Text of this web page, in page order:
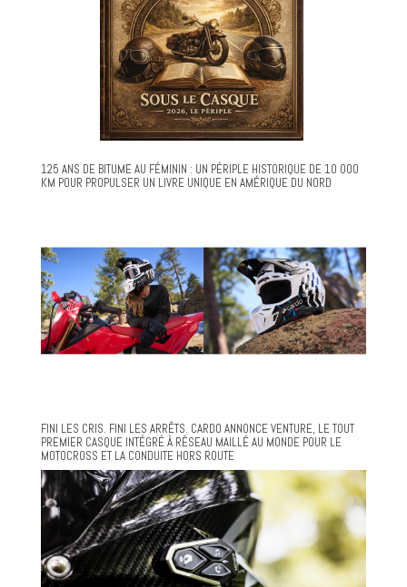
125 ANS DE BITUME AU FÉMININ : UN PÉRIPLE HISTORIQUE DE 10 000
KM POUR PROPULSER UN LIVRE UNIQUE EN AMÉRIQUE DU NORD
FINI LES CRIS. FINI LES ARRÊTS. CARDO ANNONCE VENTURE, LE TOUT
PREMIER CASQUE INTÉGRÉ À RÉSEAU MAILLÉ AU MONDE POUR LE
MOTOCROSS ET LA CONDUITE HORS ROUTE